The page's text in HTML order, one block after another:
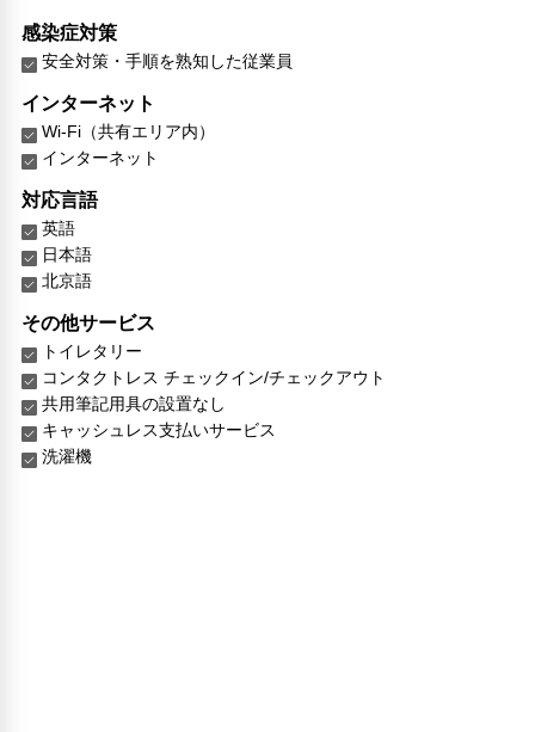
感染症対策
安全対策・手順を熟知した従業員
インターネット
Wi-Fi（共有エリア内）
インターネット
対応言語
英語
日本語
北京語
その他サービス
トイレタリー
コンタクトレス チェックイン/チェックアウト
共用筆記用具の設置なし
キャッシュレス支払いサービス
洗濯機